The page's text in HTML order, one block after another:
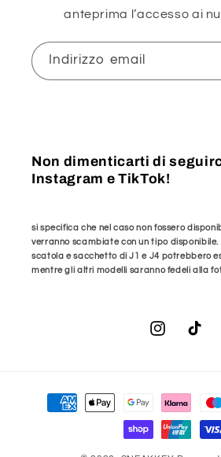
anteprima l’accesso ai
Indirizzo email
Non dimenticarti di
Instagram e TikTok!
si specifica che nel caso non fossero
verranno scambiate con un tipo disponibile.
scatola e sacchetto di J1 e J4 potrebbero
mentre gli altri modelli saranno fedeli alla
InstagramTikTok
Metodi